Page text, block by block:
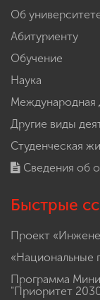
Об
Абитуриенту
Обучение
Наука
Международная
Другие виды
Студенческая
Сведения об
Быстрые
Проект
«Национальные
Программа
"Приоритет